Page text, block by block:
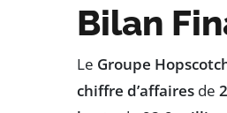
Bilan
Le Groupe
chiffre d’affaires de